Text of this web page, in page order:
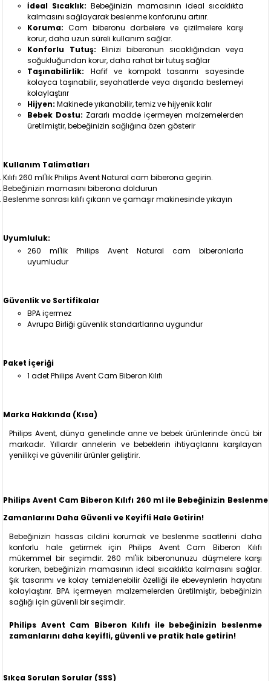
İdeal Sıcaklık: Bebeğinizin mamasının ideal sıcaklıkta
kalmasını sağlayarak beslenme konforunu artırır.
Koruma: Cam biberonu darbelere ve çizilmelere karşı
korur, daha uzun süreli kullanım sağlar.
Konforlu Tutuş: Elinizi biberonun sıcaklığından veya
soğukluğundan korur, daha rahat bir tutuş sağlar
Taşınabilirlik: Hafif ve kompakt tasarımı sayesinde
kolayca taşınabilir, seyahatlerde veya dışarıda beslemeyi
kolaylaştırır
Hijyen: Makinede yıkanabilir, temiz ve hijyenik kalır
Bebek Dostu: Zararlı madde içermeyen malzemelerden
üretilmiştir, bebeğinizin sağlığına özen gösterir
Kullanım Talimatları
Kılıfı 260 ml'lik Philips Avent Natural cam biberona geçirin.
Bebeğinizin mamasını biberona doldurun
Beslenme sonrası kılıfı çıkarın ve çamaşır makinesinde yıkayın
Uyumluluk:
260 ml'lik Philips Avent Natural cam biberonlarla
uyumludur
Güvenlik ve Sertifikalar
BPA içermez
Avrupa Birliği güvenlik standartlarına uygundur
Paket İçeriği
1 adet Philips Avent Cam Biberon Kılıfı
Marka Hakkında (Kısa)
Philips Avent, dünya genelinde anne ve bebek ürünlerinde öncü bir
markadır. Yıllardır annelerin ve bebeklerin ihtiyaçlarını karşılayan
yenilikçi ve güvenilir ürünler geliştirir.
Philips Avent Cam Biberon Kılıfı 260 ml ile Bebeğinizin Beslenme
Zamanlarını Daha Güvenli ve Keyifli Hale Getirin!
Bebeğinizin hassas cildini korumak ve beslenme saatlerini daha
konforlu hale getirmek için Philips Avent Cam Biberon Kılıfı
mükemmel bir seçimdir. 260 ml'lik biberonunuzu düşmelere karşı
korurken, bebeğinizin mamasının ideal sıcaklıkta kalmasını sağlar.
Şık tasarımı ve kolay temizlenebilir özelliği ile ebeveynlerin hayatını
kolaylaştırır. BPA içermeyen malzemelerden üretilmiştir, bebeğinizin
sağlığı için güvenli bir seçimdir.
Philips Avent Cam Biberon Kılıfı ile bebeğinizin beslenme
zamanlarını daha keyifli, güvenli ve pratik hale getirin!
Sıkça Sorulan Sorular (SSS)